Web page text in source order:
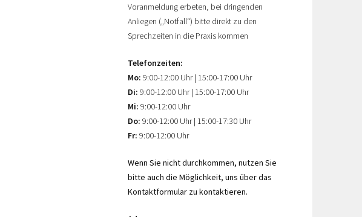
Voranmeldung erbeten, bei dringenden
Anliegen („Notfall“) bitte direkt zu den
Sprechzeiten in die Praxis kommen
Telefonzeiten:
Mo: 9:00-12:00 Uhr | 15:00-17:00 Uhr
Di: 9:00-12:00 Uhr | 15:00-17:00 Uhr
Mi: 9:00-12:00 Uhr
Do: 9:00-12:00 Uhr | 15:00-17:30 Uhr
Fr: 9:00-12:00 Uhr
Wenn Sie nicht durchkommen, nutzen Sie
bitte auch die Möglichkeit, uns über das
Kontaktformular zu kontaktieren.